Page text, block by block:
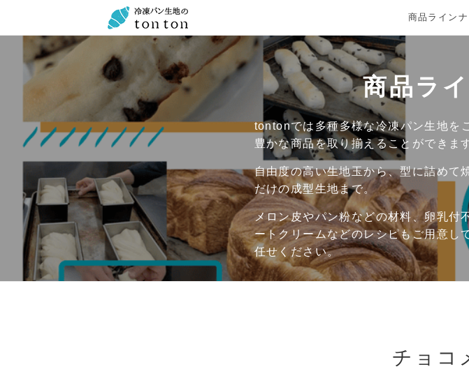
商品ライン
商品ラ
tontonでは多種多様な冷凍パン生地を
豊かな商品を取り揃えることができま
自由度の高い生地玉から、型に詰めて
だけの成型生地まで。
メロン皮やパン粉などの材料、卵乳付
ートクリームなどのレシピもご用意し
任せください。
チョコ